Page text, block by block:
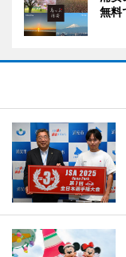
無料